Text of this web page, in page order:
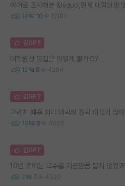
야매로 조사해본 &lsquo;현재 대학원생
14 10 12181
김GPT
대학원생 모집은 어떻게 할까요?
12 8 4264
김GPT
고년차 때즘 되니 대학원 진학 이유가 많이
13 8 4005
김GPT
10년 후에는 교수를 지금만큼 뽑지 않겠
2 7 4320